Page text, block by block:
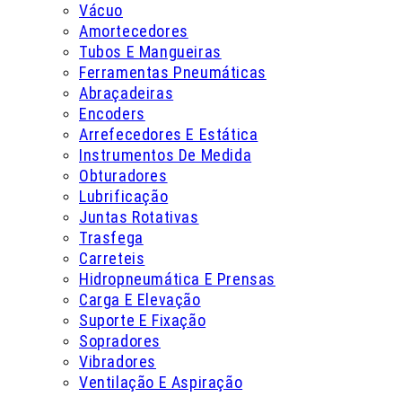
Vácuo
Amortecedores
Tubos E Mangueiras
Ferramentas Pneumáticas
Abraçadeiras
Encoders
Arrefecedores E Estática
Instrumentos De Medida
Obturadores
Lubrificação
Juntas Rotativas
Trasfega
Carreteis
Hidropneumática E Prensas
Carga E Elevação
Suporte E Fixação
Sopradores
Vibradores
Ventilação E Aspiração